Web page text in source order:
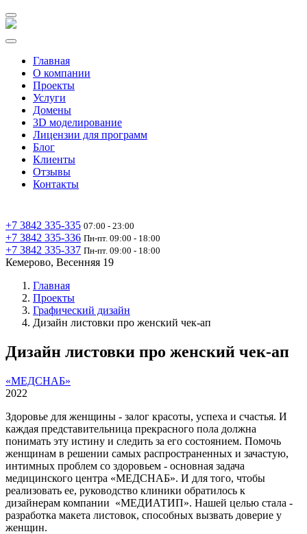
Главная
О компании
Проекты
Услуги
Домены
3D моделирование
Лицензии для программ
Блог
Клиенты
Отзывы
Контакты
+7 3842 335‑335 07:00 - 23:00
+7 3842 335‑336 Пн-пт. 09:00 - 18:00
+7 3842 335‑337 Пн-пт. 09:00 - 18:00
Кемерово, Весенняя 19
Главная
Проекты
Графический дизайн
Дизайн листовки про женский чек-ап
Дизайн листовки про женский чек-ап
«МЕДСНАБ»
2022
Здоровье для женщины - залог красоты, успеха и счастья. И
каждая представительница прекрасного пола должна
понимать эту истину и следить за его состоянием. Помочь
женщинам в решении самых распространенных и зачастую,
интимных проблем со здоровьем - основная задача
медицинского центра «МЕДСНАБ». И для того, чтобы
реализовать ее, руководство клиники обратилось к
дизайнерам компании «МЕДИАТИП». Нашей целью стала -
разработка макета листовок, способных вызвать доверие у
женщин.